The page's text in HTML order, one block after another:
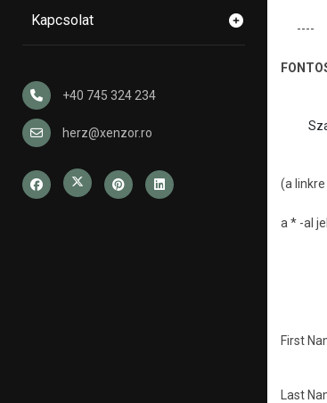
----
(a
a * -al
First
Last
Kapcsolat
+40 745 324 234
herz@xenzor.ro